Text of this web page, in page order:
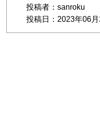
投稿者：sanroku
投稿日：2023年06